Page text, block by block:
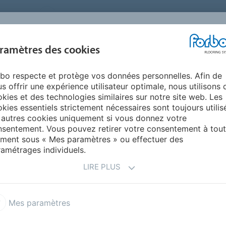
FRANCE
BLOG &
REALISATIONS
FAQ AIDE
DE LA
intérieure de vos espaces. Au-delà de l’accessoire
ambiance chaleureuse et accueillante. Dans le cadre
pour créer une excellente première impression
leurs matériaux et textures, ainsi que des conseils
des cookies
respecte et protège vos données personnelles. Afin de
offrir une expérience utilisateur optimale, nous utilisons
et des technologies similaires sur notre site web. Les
essentiels strictement nécessaires sont toujours
cookies uniquement si vous donnez votre
Vous pouvez retirer votre consentement à tout
sous « Mes paramètres » ou effectuer des
individuels.
LIRE PLUS
Mes paramètres